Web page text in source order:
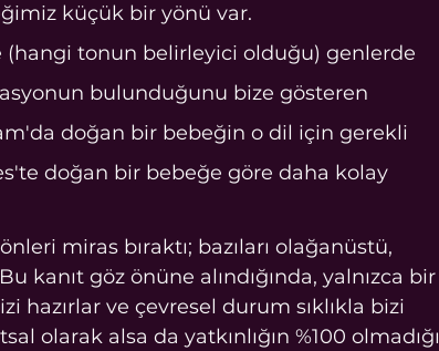
küçük bir yönü var.
tonun belirleyici olduğu) genlerde
bulunduğunu bize gösteren
doğan bir bebeğin o dil için gerekli
doğan bir bebeğe göre daha kolay
miras bıraktı; bazıları olağanüstü,
kanıt göz önüne alındığında, yalnızca bir
ve çevresel durum sıklıkla bizi
olarak alsa da yatkınlığın %100 olmadığı